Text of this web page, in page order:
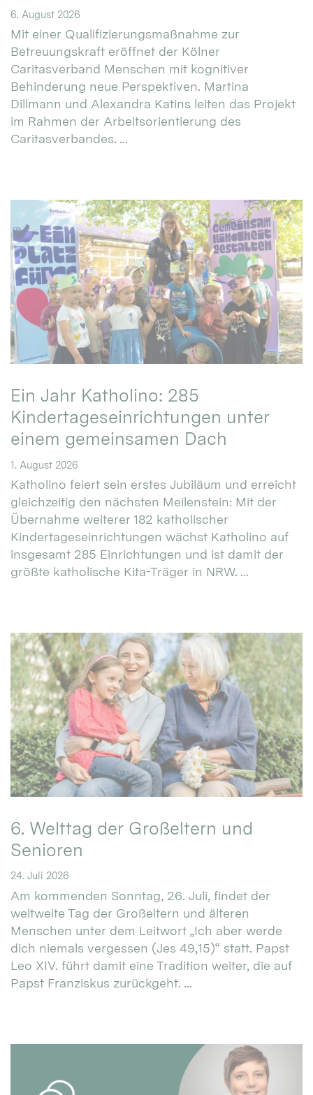
6. August 2026
Mit einer Qualifizierungsmaßnahme zur
Betreuungskraft eröffnet der Kölner
Caritasverband Menschen mit kognitiver
Behinderung neue Perspektiven. Martina
Dillmann und Alexandra Katins leiten das Projekt
im Rahmen der Arbeitsorientierung des
Caritasverbandes. ...
Ein Jahr Katholino: 285
Kindertageseinrichtungen unter
einem gemeinsamen Dach
1. August 2026
Katholino feiert sein erstes Jubiläum und erreicht
gleichzeitig den nächsten Meilenstein: Mit der
Übernahme weiterer 182 katholischer
Kindertageseinrichtungen wächst Katholino auf
insgesamt 285 Einrichtungen und ist damit der
größte katholische Kita-Träger in NRW. ...
6. Welttag der Großeltern und
Senioren
24. Juli 2026
Am kommenden Sonntag, 26. Juli, findet der
weltweite Tag der Großeltern und älteren
Menschen unter dem Leitwort „Ich aber werde
dich niemals vergessen (Jes 49,15)“ statt. Papst
Leo XIV. führt damit eine Tradition weiter, die auf
Papst Franziskus zurückgeht. ...